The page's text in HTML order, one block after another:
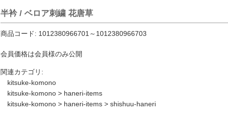
半衿 / ベロア刺繍 花唐草
商品コード: 1012380966701～1012380966703
会員価格は会員様のみ公開
関連カテゴリ:
kitsuke-komono
kitsuke-komono> haneri-items
kitsuke-komono> haneri-items> shishuu-haneri